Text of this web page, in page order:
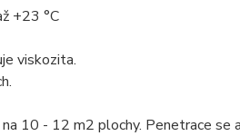
+23 °C
viskozita.
10 - 12 m2 plochy. Penetrace se